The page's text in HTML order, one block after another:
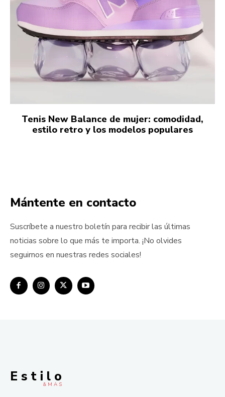
Tenis New Balance de mujer: comodidad,
estilo retro y los modelos populares
Mántente en contacto
Suscríbete a nuestro boletín para recibir las últimas
noticias sobre lo que más te importa. ¡No olvides
seguirnos en nuestras redes sociales!
E s t i l o
& M À S